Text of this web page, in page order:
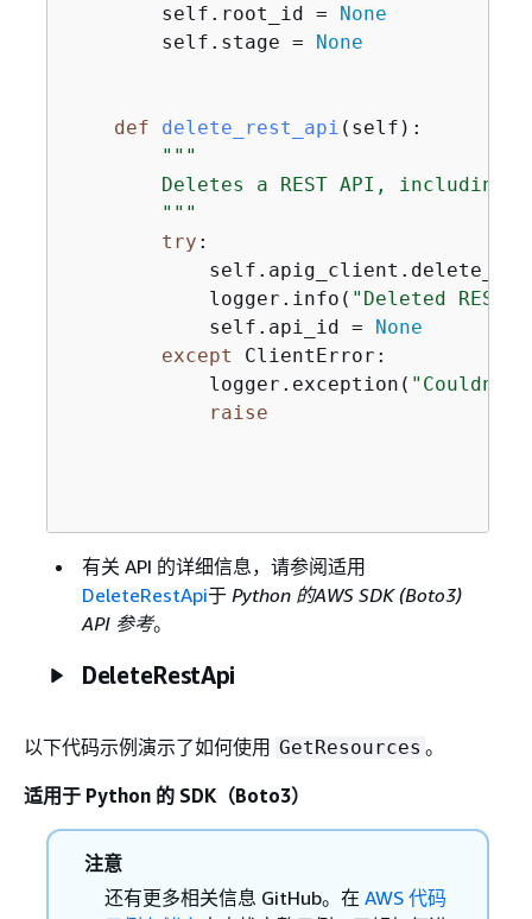
        self.root_id =
None
        self.stage =
None
def delete_rest_api ( self ):
"""
Deletes a REST API, including
        """
try :
            logger.info(
"Deleted REST
            self.api_id =
None
except ClientError:
            logger.exception(
"Couldn't
raise
有关 API 的详细信息，请参阅适用
DeleteRestApi于 Python 的AWS SDK (Boto3)
API 参考。
DeleteRestApi
以下代码示例演示了如何使用 GetResources 。
适用于 Python 的 SDK（Boto3）
注意
还有更多相关信息 GitHub。在 AWS 代码